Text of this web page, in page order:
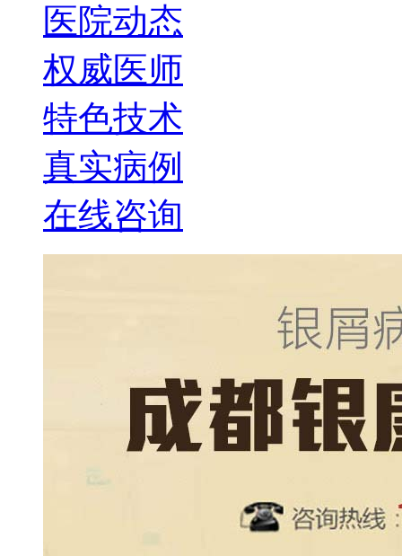
医院动态
权威医师
特色技术
真实病例
在线咨询